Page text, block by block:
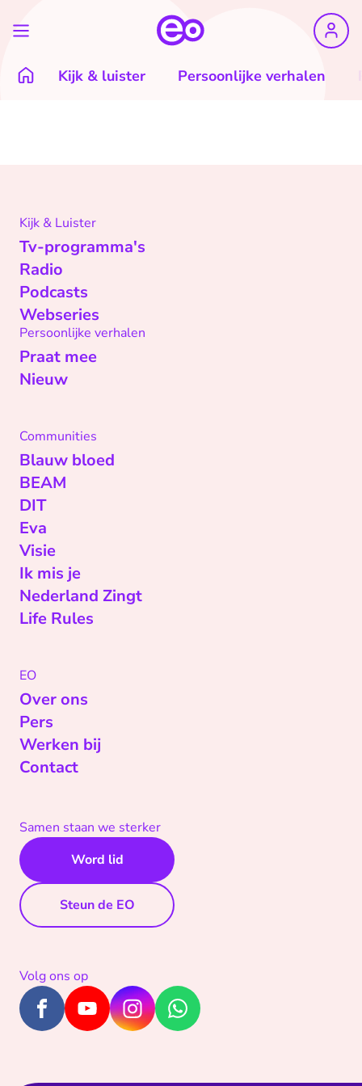
Kijk & luister Persoonlijke verhalen
Kijk & Luister
Tv-programma's
Radio
Podcasts
Webseries
Persoonlijke verhalen
Praat mee
Nieuw
Communities
Blauw bloed
BEAM
DIT
Eva
Visie
Ik mis je
Nederland Zingt
Life Rules
EO
Over ons
Pers
Werken bij
Contact
Samen staan we sterker
Word lid
Steun de EO
Volg ons op